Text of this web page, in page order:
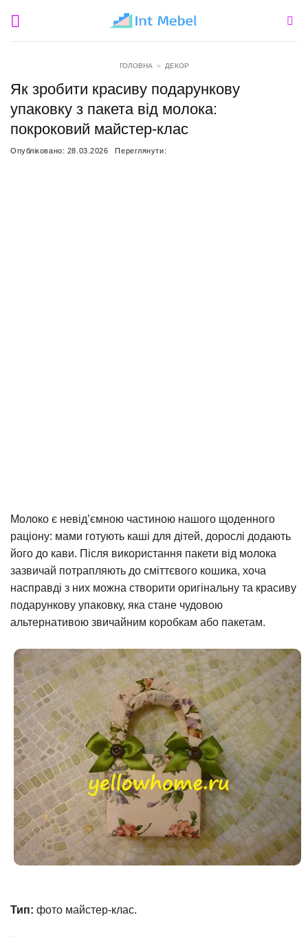
ГОЛОВНА » ДЕКОР
Як зробити красиву подарункову
упаковку з пакета від молока:
покроковий майстер-клас
Опубліковано: 28.03.2026 Переглянути:
Молоко є невід’ємною частиною нашого щоденного
раціону: мами готують каші для дітей, дорослі додають
його до кави. Після використання пакети від молока
зазвичай потрапляють до сміттєвого кошика, хоча
насправді з них можна створити оригінальну та красиву
подарункову упаковку, яка стане чудовою
альтернативою звичайним коробкам або пакетам.
Тип: фото майстер-клас.